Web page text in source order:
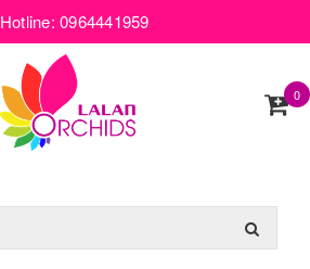
Hotline:0964441959
0